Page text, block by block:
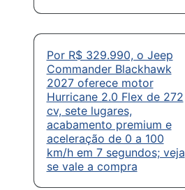
Por R$ 329.990, o Jeep
Commander Blackhawk
2027 oferece motor
Hurricane 2.0 Flex de 272
cv, sete lugares,
acabamento premium e
aceleração de 0 a 100
km/h em 7 segundos; veja
se vale a compra